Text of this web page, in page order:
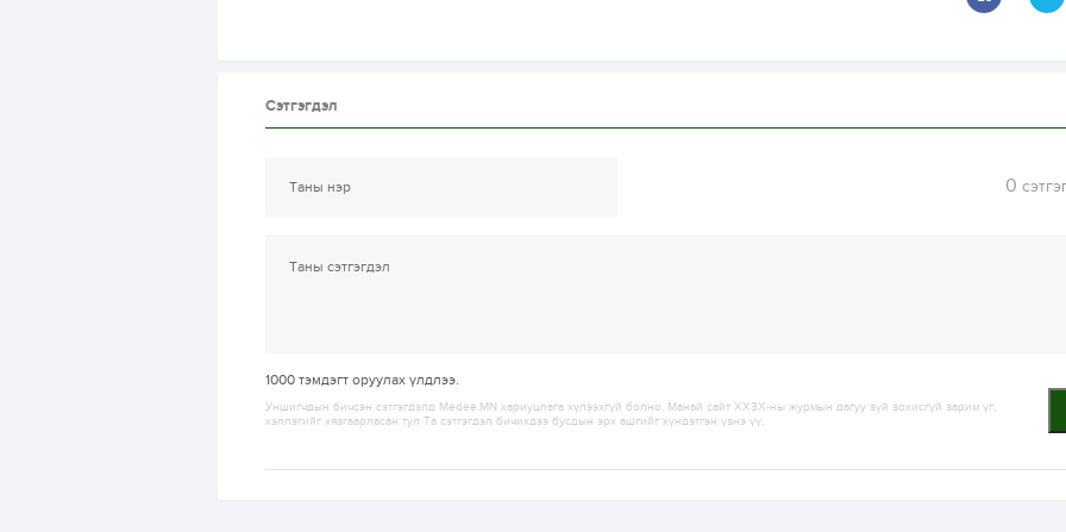
Сэтгэгдэл
0
1000 тэмдэгт оруулах үлдлээ.
Уншигчдын бичсэн сэтгэгдэлд Medee.MN хариуцлага хүлээхгүй болно. Манай сайт ХХЗХ-ны журмын дагуу зүй зохисгүй зарим үг,
хэллэгийг хязгаарласан тул Та сэтгэгдэл бичихдээ бусдын эрх ашгийг хүндэтгэн үзнэ үү.